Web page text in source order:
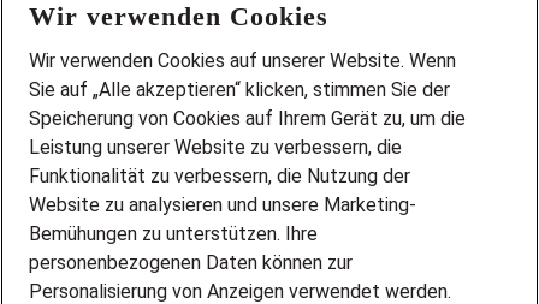
FAQ
Wir stellen ein!
DEINE BERUFSGRUPPE
DEINE LEBENSSITUATION
PARTNERSHIP WITH AIRBUS
INITIATIV BEWERBEN
ÜBER UNS
STANDORTE
Wir verwenden Cookies
Wir verwenden Cookies auf unserer Website. Wenn
Sie auf „Alle akzeptieren“ klicken, stimmen Sie der
Speicherung von Cookies auf Ihrem Gerät zu, um die
Leistung unserer Website zu verbessern, die
Funktionalität zu verbessern, die Nutzung der
Website zu analysieren und unsere Marketing-
Bemühungen zu unterstützen. Ihre
personenbezogenen Daten können zur
Personalisierung von Anzeigen verwendet werden.